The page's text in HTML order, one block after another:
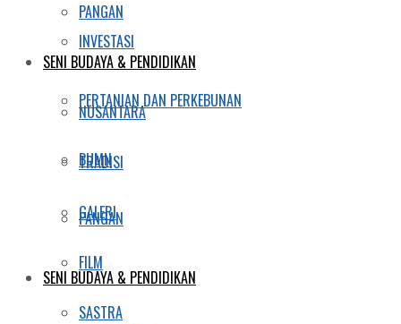
PANGAN
SENI BUDAYA & PENDIDIKAN
NUSANTARA
TRADISI
GALERI
FILM
SASTRA
INVESTASI
PERTANIAN DAN PERKEBUNAN
BUMN
PANGAN
SENI BUDAYA & PENDIDIKAN